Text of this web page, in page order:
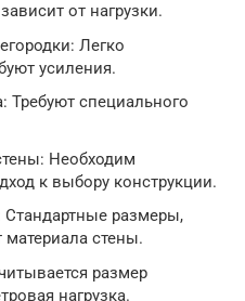
от нагрузки.
Легко
усиления.
Требуют специального
Необходим
к выбору конструкции.
размеры,
материала стены.
размер
нагрузка.